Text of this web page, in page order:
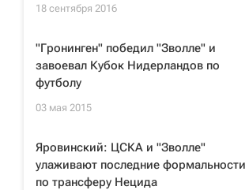
18 сентября 2016
"Гронинген" победил "Зволле" и
завоевал Кубок Нидерландов по
футболу
03 мая 2015
Яровинский: ЦСКА и "Зволле"
улаживают последние формальности
по трансферу Нецида